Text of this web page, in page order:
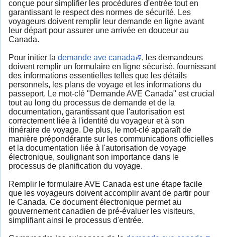
conçue pour simplifier les procédures d'entrée tout en
garantissant le respect des normes de sécurité. Les
voyageurs doivent remplir leur demande en ligne avant
leur départ pour assurer une arrivée en douceur au
Canada.
Pour initier la demande ave canada
, les demandeurs
doivent remplir un formulaire en ligne sécurisé, fournissant
des informations essentielles telles que les détails
personnels, les plans de voyage et les informations du
passeport. Le mot-clé "Demande AVE Canada" est crucial
tout au long du processus de demande et de la
documentation, garantissant que l'autorisation est
correctement liée à l'identité du voyageur et à son
itinéraire de voyage. De plus, le mot-clé apparaît de
manière prépondérante sur les communications officielles
et la documentation liée à l'autorisation de voyage
électronique, soulignant son importance dans le
processus de planification du voyage.
Remplir le formulaire AVE Canada est une étape facile
que les voyageurs doivent accomplir avant de partir pour
le Canada. Ce document électronique permet au
gouvernement canadien de pré-évaluer les visiteurs,
simplifiant ainsi le processus d'entrée.